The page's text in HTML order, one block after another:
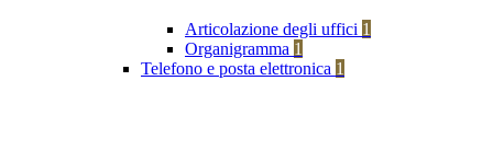
Articolazione degli uffici 1
Organigramma 1
Telefono e posta elettronica 1